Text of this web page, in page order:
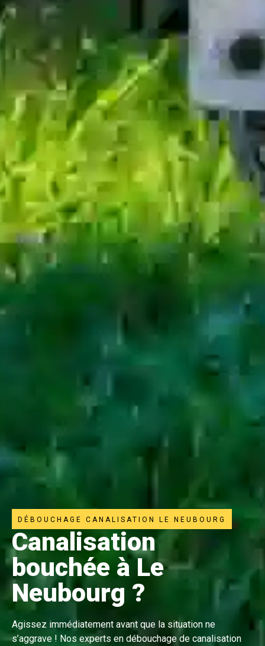
DÉBOUCHAGE CANALISATION LE NEUBOURG
Canalisation
bouchée à Le
Neubourg ?
Agissez immédiatement avant que la situation ne
s’aggrave ! Nos experts en débouchage de canalisation